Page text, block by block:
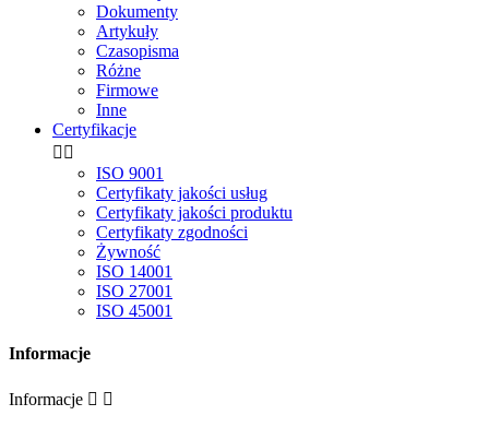
Dokumenty
Artykuły
Czasopisma
Różne
Firmowe
Inne
Certyfikacje
 
ISO 9001
Certyfikaty jakości usług
Certyfikaty jakości produktu
Certyfikaty zgodności
Żywność
ISO 14001
ISO 27001
ISO 45001
Informacje
Informacje  